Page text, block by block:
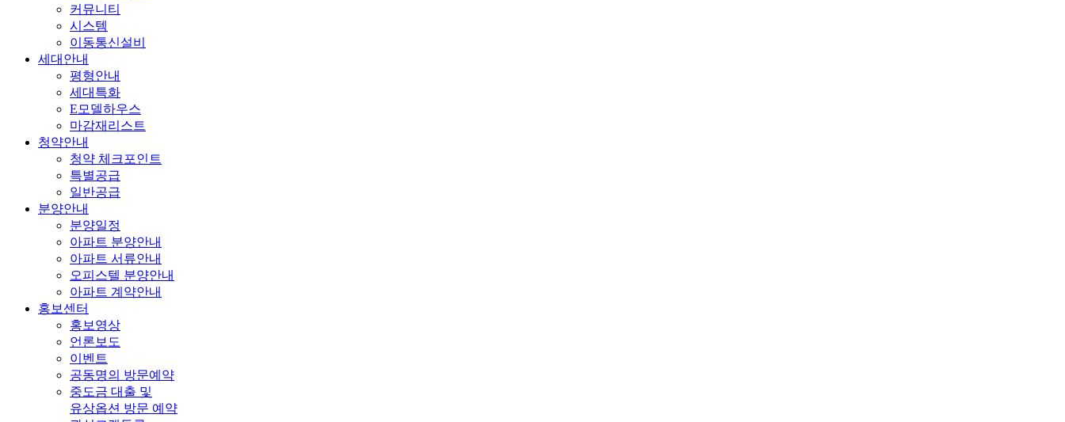
커뮤니티
시스템
이동통신설비
세대안내
평형안내
세대특화
E모델하우스
마감재리스트
청약안내
청약 체크포인트
특별공급
일반공급
분양안내
분양일정
아파트 분양안내
아파트 서류안내
오피스텔 분양안내
아파트 계약안내
홍보센터
홍보영상
언론보도
이벤트
공동명의 방문예약
중도금 대출 및
유상옵션 방문 예약